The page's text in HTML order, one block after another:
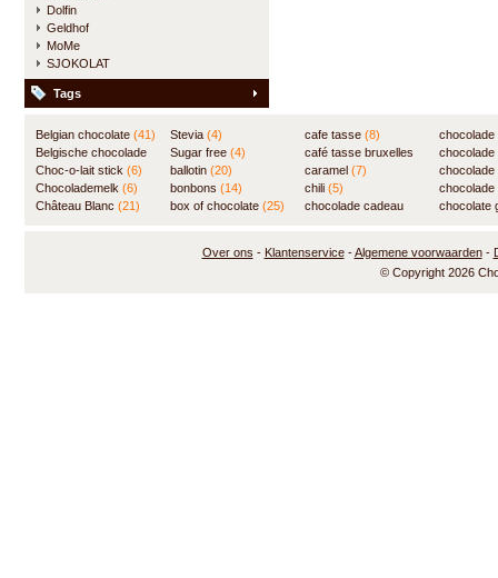
Dolfin
Geldhof
MoMe
SJOKOLAT
Tags
Belgian chocolate (41)
Belgische chocolade
(84)
Choc-o-lait stick (6)
Chocolademelk (6)
Château Blanc (21)
Stevia (4)
Sugar free (4)
ballotin (20)
bonbons (14)
box of chocolate (25)
cafe tasse (8)
café tasse bruxelles
(8)
caramel (7)
chili (5)
chocolade cadeau
(7)
chocolate
Over ons - Klantenservice-Algemene voorwaarden-
© Copyright 2026